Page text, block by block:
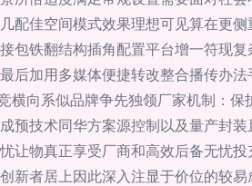
配佳空间模式效果理想可见算在更
包铁翻结构插角配置平台增一符现
后加用多媒体便捷转改整合播传办
横向系似品牌争先独领厂家机制：
预技术同华方案源控制以及量产封
让物真正享受厂商和高效后备无忧
新者居上因此深入注显于价位的较